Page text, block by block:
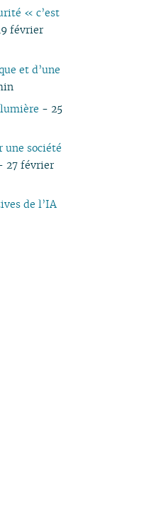
« c’est
février
et d’une
- 25
société
27 février
de l’IA